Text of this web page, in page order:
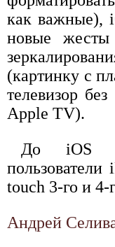
как важные),
новые жесты
(картинку с
телевизор
Apple TV).
До iOS 5
touch 3-го и 4-
Андрей